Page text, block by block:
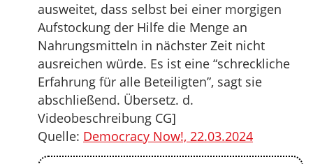
ausweitet, dass selbst bei einer morgigen
Aufstockung der Hilfe die Menge an
Nahrungsmitteln in nächster Zeit nicht
ausreichen würde. Es ist eine “schreckliche
Erfahrung für alle Beteiligten”, sagt sie
abschließend. Übersetz. d.
Videobeschreibung CG]
Quelle: Democracy Now!, 22.03.2024